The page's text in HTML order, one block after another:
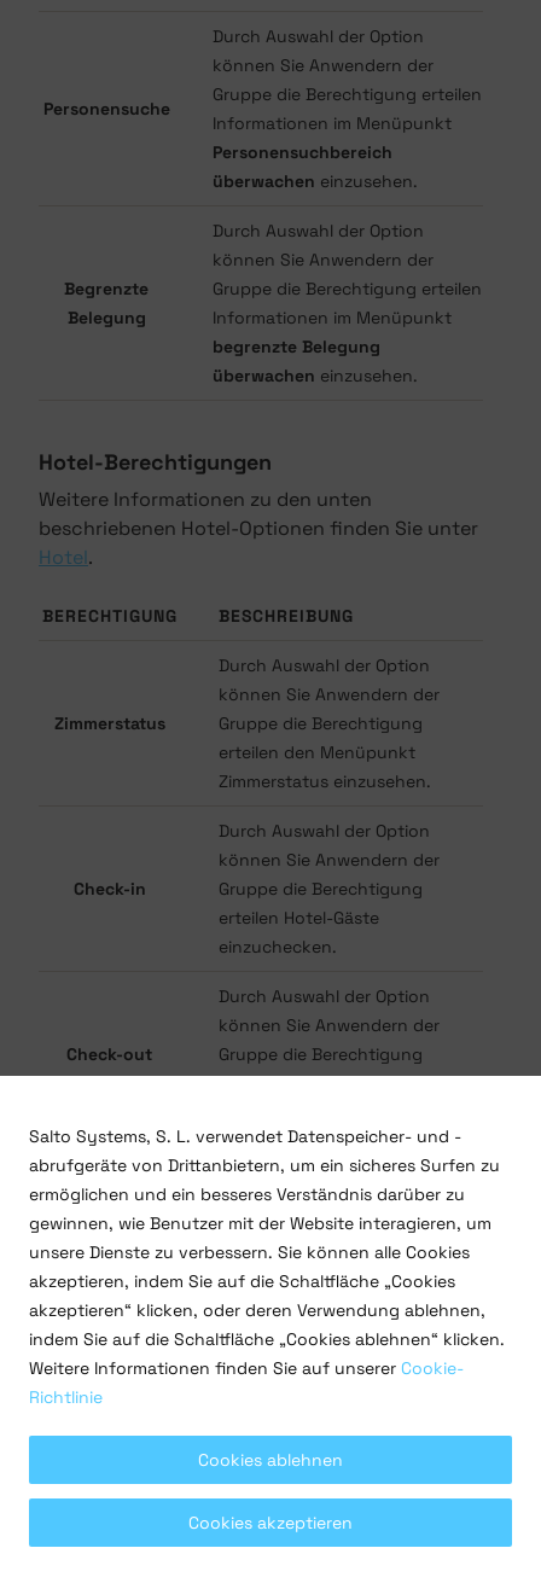
Personensuche
Durch Auswahl der Option
können Sie Anwendern der
Gruppe die Berechtigung erteilen
Informationen im Menüpunkt
Personensuchbereich
überwachen einzusehen.
Begrenzte
Belegung
Durch Auswahl der Option
können Sie Anwendern der
Gruppe die Berechtigung erteilen
Informationen im Menüpunkt
begrenzte Belegung
überwachen einzusehen.
Hotel-Berechtigungen
Weitere Informationen zu den unten
beschriebenen Hotel-Optionen finden Sie unter
Hotel.
BERECHTIGUNG BESCHREIBUNG
Zimmerstatus
Durch Auswahl der Option
können Sie Anwendern der
Gruppe die Berechtigung
erteilen den Menüpunkt
Zimmerstatus einzusehen.
Check-in
Durch Auswahl der Option
können Sie Anwendern der
Gruppe die Berechtigung
erteilen Hotel-Gäste
einzuchecken.
Check-out
Durch Auswahl der Option
können Sie Anwendern der
Gruppe die Berechtigung
erteilen Hotel-Gäste
Gästemedium
kopieren
Durch Auswahl der Option
können Sie Anwendern der
Gruppe die Berechtigung
erteilen Gäste-Medien zu
kopieren.
Gästemedien
Durch Auswahl der Option
zu löschen. Das Löschen
verlorener Gästemedien setzt
diese auf die Sperrliste.
Durch Auswahl der Option
Salto Systems, S. L. verwendet Datenspeicher- und -
abrufgeräte von Drittanbietern, um ein sicheres Surfen zu
ermöglichen und ein besseres Verständnis darüber zu
gewinnen, wie Benutzer mit der Website interagieren, um
unsere Dienste zu verbessern. Sie können alle Cookies
akzeptieren, indem Sie auf die Schaltfläche „Cookies
akzeptieren“ klicken, oder deren Verwendung ablehnen,
indem Sie auf die Schaltfläche „Cookies ablehnen“ klicken.
Weitere Informationen finden Sie auf unserer Cookie-
Richtlinie
Cookies ablehnen
Cookies akzeptieren